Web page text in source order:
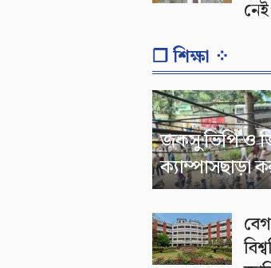
নেই:
❐ শিক্ষা ⁘
জকসু ভিপি ও
ক্যাম্পাসছাড়া